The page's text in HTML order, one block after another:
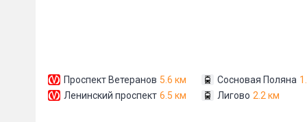
Проспект Ветеранов 5.6 км
Ленинский проспект 6.5 км
Сосновая Поляна
Лигово 2.2 км